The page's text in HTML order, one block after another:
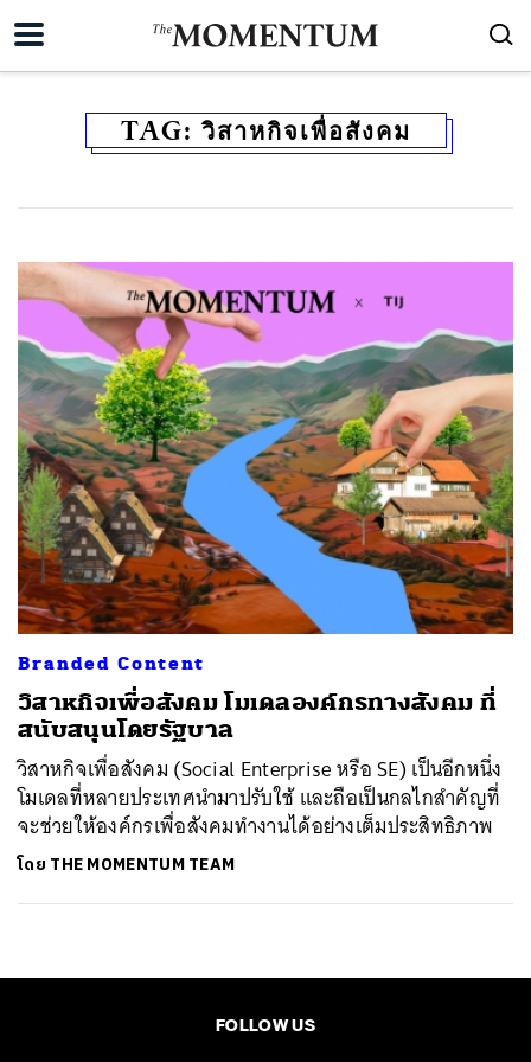
TAG: วิสาหกิจเพื่อสังคม
Branded Content
วิสาหกิจเพื่อสังคม โมเดลองค์กรทางสังคม ที่
สนับสนุนโดยรัฐบาล
วิสาหกิจเพื่อสังคม (Social Enterprise หรือ SE) เป็นอีกหนึ่ง
โมเดลที่หลายประเทศนำมาปรับใช้ และถือเป็นกลไกสำคัญที่
จะช่วยให้องค์กรเพื่อสังคมทำงานได้อย่างเต็มประสิทธิภาพ
โดย THE MOMENTUM TEAM
FOLLOW US
ค้นหา
SHARE TWEET LINE EMAIL